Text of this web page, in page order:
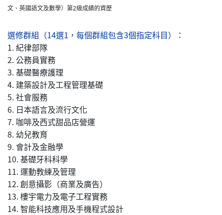
文、英國語文及數學）第2級成績的資歷
選修群組（14選1，每個群組包含3個指定科目）：
1. 紀律部隊
2. 公務員實務
3. 基礎醫療護理
4. 建築設計及工程管理基礎
5. 社會服務
6. 日本語言及流行文化
7. 咖啡及西式甜品店營運
8. 幼兒教育
9. 會計及金融學
10. 基礎牙科科學
11. 運動教練及管理
12. 創意攝影（商業及廣告）
13. 樓宇電力及電子工程實務
14. 智能科技應用及手機程式設計